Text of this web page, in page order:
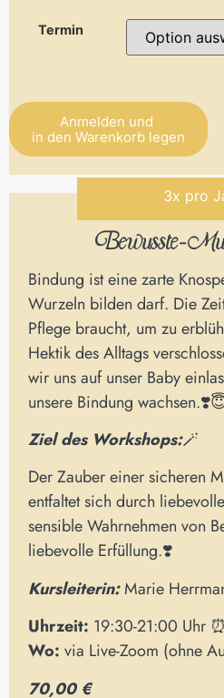
Termin
Anmelden und
in den Warenkorb legen
3x pro
Bewusste-
Bindung ist eine zarte
Wurzeln bilden darf. Die
Pflege braucht, um zu
Hektik des Alltags
wir uns auf unser Baby
unsere Bindung
Ziel des Workshops:🪄
Der Zauber einer sicheren
entfaltet sich durch
sensible Wahrnehmen von
liebevolle Erfüllung.❣️
Kursleiterin:Marie
Uhrzeit: 19:30-21:00 Uhr ⏰
Wo: via Live-Zoom (ohne
70,00 €